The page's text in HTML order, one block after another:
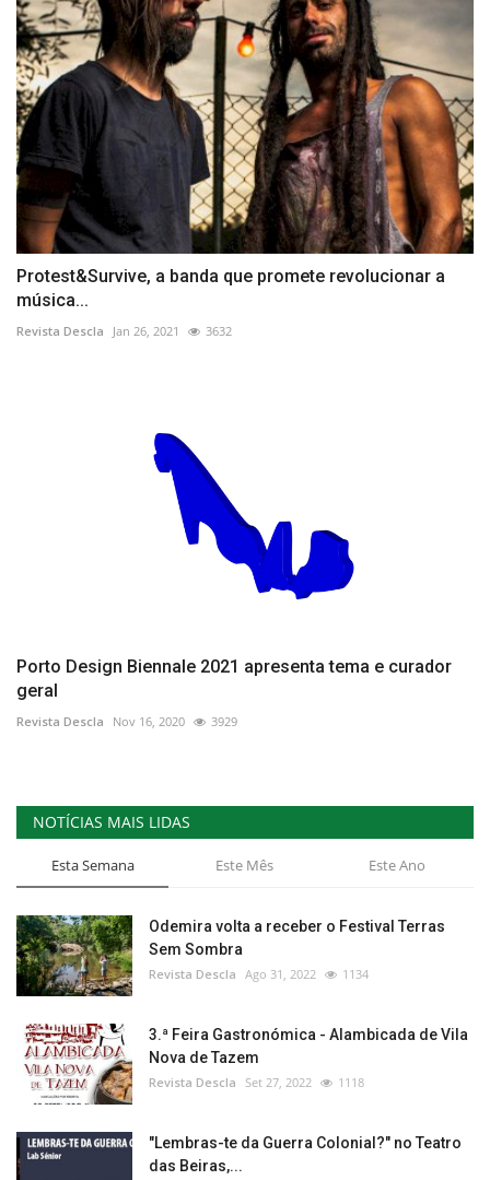
Protest&Survive, a banda que promete revolucionar a
música...
Revista Descla Jan 26, 2021 3632
Porto Design Biennale 2021 apresenta tema e curador
geral
Revista Descla Nov 16, 2020 3929
NOTÍCIAS MAIS LIDAS
Esta Semana Este Mês Este Ano
Odemira volta a receber o Festival Terras
Sem Sombra
Revista Descla Ago 31, 2022 1134
3.ª Feira Gastronómica - Alambicada de Vila
Nova de Tazem
Revista Descla Set 27, 2022 1118
"Lembras-te da Guerra Colonial?" no Teatro
das Beiras,...